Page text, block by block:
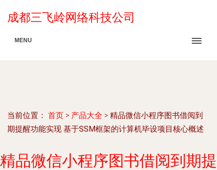
成都三飞岭网络科技公司
MENU
当前位置： 首页 > 产品大全 > 精品微信小程序图书借阅到
期提醒功能实现 基于SSM框架的计算机毕设项目核心概述
精品微信小程序图书借阅到期提